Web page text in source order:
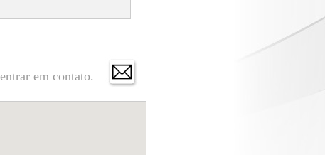
em contato.